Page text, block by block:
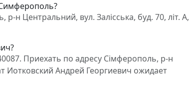
н Центральний, вул. Залісська, буд. 70, літ. А,
Приехать по адресу Сімферополь, р-н
Иотковский Андрей Георгиевич ожидает